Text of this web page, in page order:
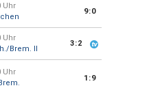
Uhr
9:0
Uhr
Brem. II
3:2
Uhr
1:9